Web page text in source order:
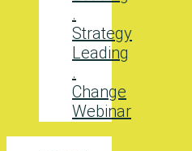
.
Strategy
Leading
.
Change
Webinar